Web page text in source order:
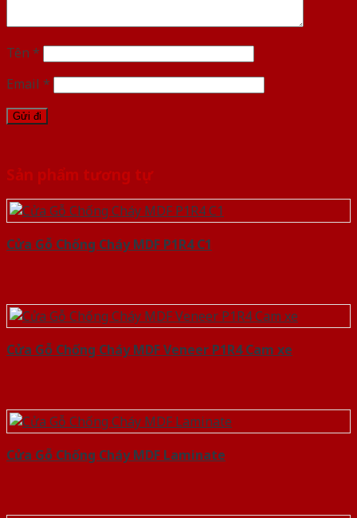
Tên *
Email *
Sản phẩm tương tự
Cửa Gỗ Chống Cháy MDF P1R4 C1
Cửa Gỗ Chống Cháy MDF Veneer P1R4 Cam xe
Cửa Gỗ Chống Cháy MDF Laminate